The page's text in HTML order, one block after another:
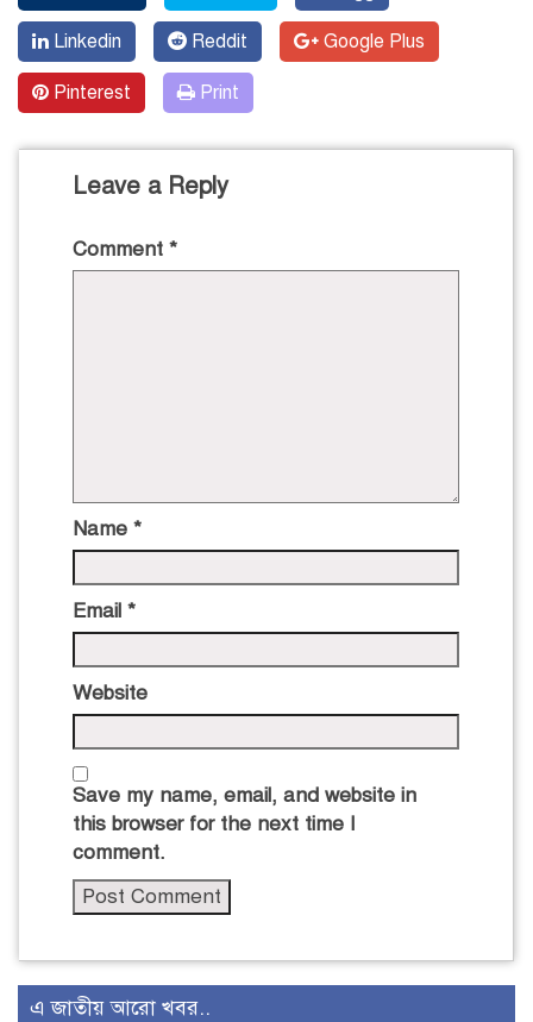
Linkedin Reddit Google Plus
Pinterest Print
Leave a Reply
Comment *
Name *
Email *
Website
Save my name, email, and website in
this browser for the next time I
comment.
এ জাতীয় আরো খবর..